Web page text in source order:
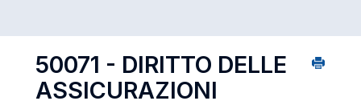
50071 - DIRITTO DELLE
ASSICURAZIONI